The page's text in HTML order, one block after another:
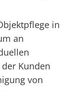
in
an
Kunden
von